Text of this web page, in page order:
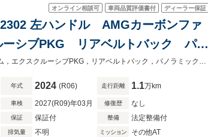
オンライン相談可 車両品質評価書付 ディーラー保証
左ハンドル AMGカーボンファ
ーシブPKG リアベルトバック パノ
イ ブルメスタサウンド 前後ドラ
ト
【問合No：15492】AMGカーボンファイバーインテリアトリム，エクスクルーシブPKG，リアベルトバック，パノラミックSR，ブルメスタサウンド，ヘッドアップディスプレイ，エアバランスPKG
年式 2024 (R06) 走行距離 1.1万km
車検 2027(R09)年03月 修復歴 なし
保証 保証付 整備 法定整備付
排気量 不明 ミッション その他AT